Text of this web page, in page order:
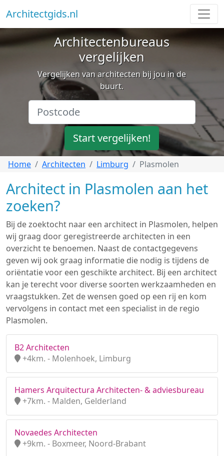
Architectgids.nl
Architectenbureaus
vergelijken
Vergelijken van architecten bij jou in de
buurt.
Start vergelijken!
Home Architecten Limburg Plasmolen
Architect in Plasmolen aan het
zoeken?
Bij de zoektocht naar een architect in Plasmolen, helpen
wij graag door geregistreerde architecten in een
overzicht te benoemen. Naast de contactgegevens
geven wij ook graag informatie die nodig is tijdens de
oriëntatie voor een geschikte architect. Bij een architect
kan je terecht voor diverse soorten werkzaamheden en
vraagstukken. Zet de wensen goed op een rij en kom
vervolgens in contact met een specialist in de regio
Plasmolen.
B2 Architecten
+4km. - Molenhoek, Limburg
Hamers Arquitectura Architecten- & adviesbureau
+7km. - Malden, Gelderland
Novaedes Architecten
+9km. - Boxmeer, Noord-Brabant